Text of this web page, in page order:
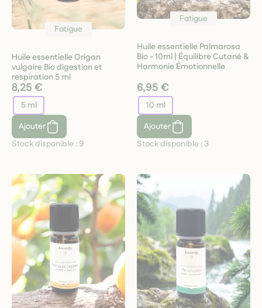
Fatigue
Huile essentielle Origan
vulgaire Bio digestion et
respiration 5 ml
8,25 €
5 ml
Ajouter
Stock disponible : 9
Fatigue
Huile essentielle Palmarosa
Bio - 10ml | Équilibre Cutané &
Harmonie Émotionnelle
6,95 €
10 ml
Ajouter
Stock disponible : 3